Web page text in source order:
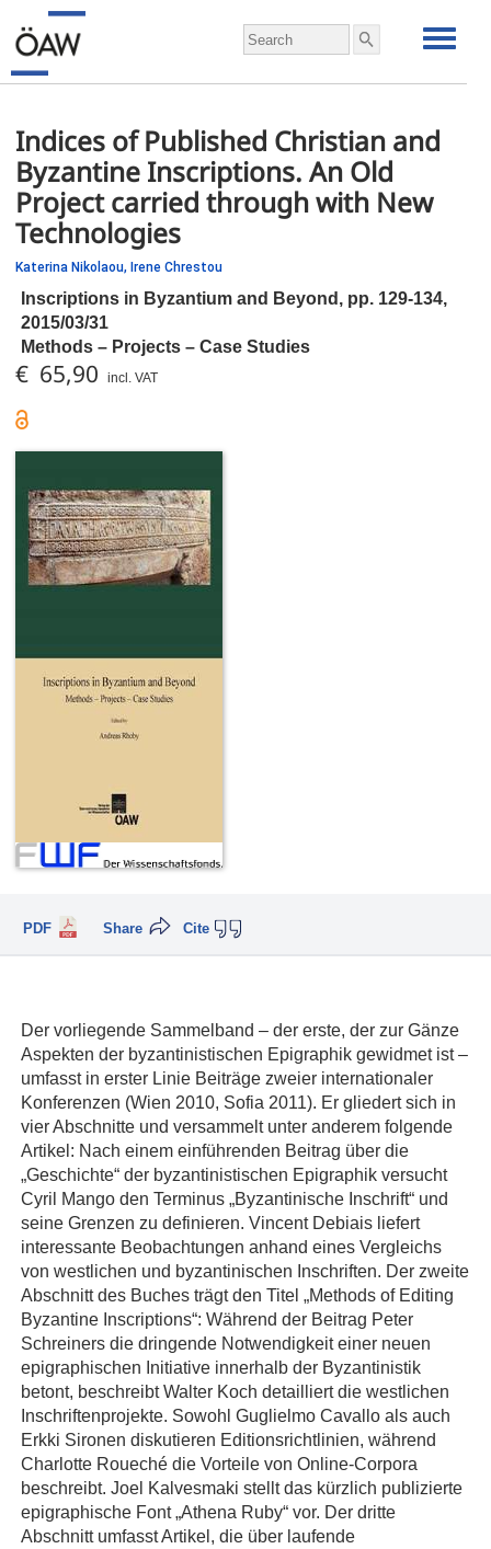
Indices of Published Christian and
Byzantine Inscriptions. An Old
Project carried through with New
Technologies
Katerina Nikolaou, Irene Chrestou
Inscriptions in Byzantium and Beyond, pp. 129-134,
2015/03/31
Methods – Projects – Case Studies
€ 65,90 incl. VAT
PDF Cite
Share
Der vorliegende Sammelband – der erste, der zur Gänze
Aspekten der byzantinistischen Epigraphik gewidmet ist –
umfasst in erster Linie Beiträge zweier internationaler
Konferenzen (Wien 2010, Sofia 2011). Er gliedert sich in
vier Abschnitte und versammelt unter anderem folgende
Artikel: Nach einem einführenden Beitrag über die
„Geschichte“ der byzantinistischen Epigraphik versucht
Cyril Mango den Terminus „Byzantinische Inschrift“ und
seine Grenzen zu definieren. Vincent Debiais liefert
interessante Beobachtungen anhand eines Vergleichs
von westlichen und byzantinischen Inschriften. Der zweite
Abschnitt des Buches trägt den Titel „Methods of Editing
Byzantine Inscriptions“: Während der Beitrag Peter
Schreiners die dringende Notwendigkeit einer neuen
epigraphischen Initiative innerhalb der Byzantinistik
betont, beschreibt Walter Koch detailliert die westlichen
Inschriftenprojekte. Sowohl Guglielmo Cavallo als auch
Erkki Sironen diskutieren Editionsrichtlinien, während
Charlotte Roueché die Vorteile von Online-Corpora
beschreibt. Joel Kalvesmaki stellt das kürzlich publizierte
epigraphische Font „Athena Ruby“ vor. Der dritte
Abschnitt umfasst Artikel, die über laufende